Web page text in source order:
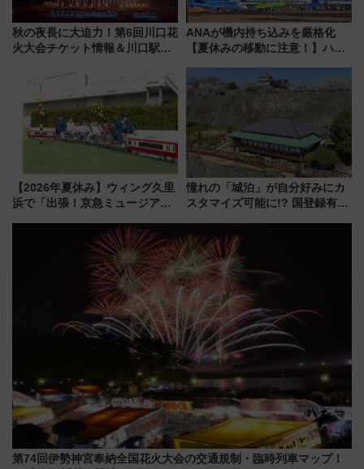
秋の夜長に大迫力！第6回川口花
火大会チケット情報＆川口駅か
ANAが機内持ち込みを厳格化
【夏休みの移動に注意！】ハン
「身の回り品」新サイズ制限
(40×30×20cm)おさらい
【2026年夏休み】ウィング久里
浜で「出張！京急ミュージア
ラリーや子ども制服撮影も
憧れの「城泊」が自分好みにカ
スタマイズ可能に!? 国登録有形
にオーダーメイド型の宿泊プラ
ンが誕生！
第74回伊勢神宮奉納全国花火大会の交通規制・臨時列車マップ！